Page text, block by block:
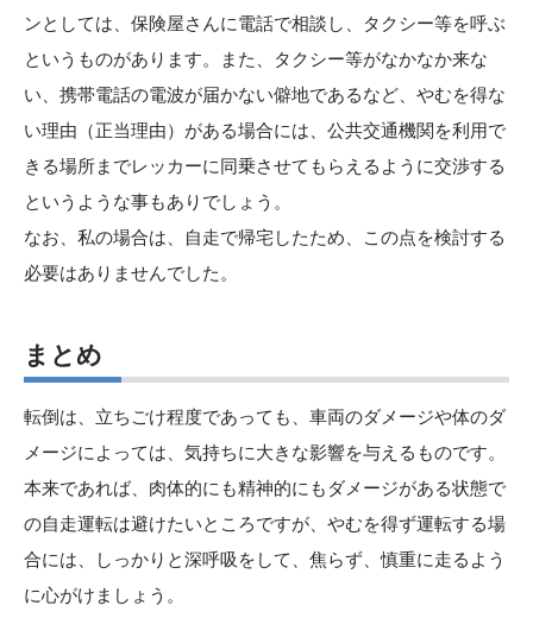
ンとしては、保険屋さんに電話で相談し、タクシー等を呼ぶ
というものがあります。また、タクシー等がなかなか来な
い、携帯電話の電波が届かない僻地であるなど、やむを得な
い理由（正当理由）がある場合には、公共交通機関を利用で
きる場所までレッカーに同乗させてもらえるように交渉する
というような事もありでしょう。
なお、私の場合は、自走で帰宅したため、この点を検討する
必要はありませんでした。
まとめ
転倒は、立ちごけ程度であっても、車両のダメージや体のダ
メージによっては、気持ちに大きな影響を与えるものです。
本来であれば、肉体的にも精神的にもダメージがある状態で
の自走運転は避けたいところですが、やむを得ず運転する場
合には、しっかりと深呼吸をして、焦らず、慎重に走るよう
に心がけましょう。